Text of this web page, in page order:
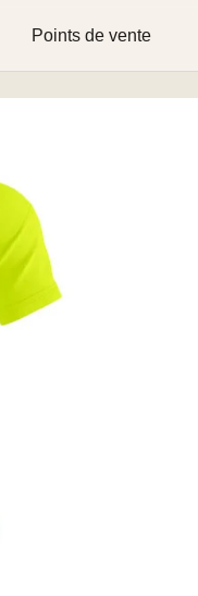
Points de vente